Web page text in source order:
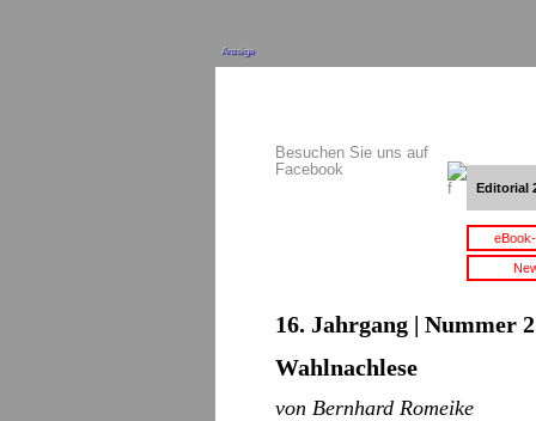
Anzeige
Besuchen Sie uns auf
Facebook
Editorial
16. Jahrgang | Nummer
Wahlnachlese
von Bernhard Romeike